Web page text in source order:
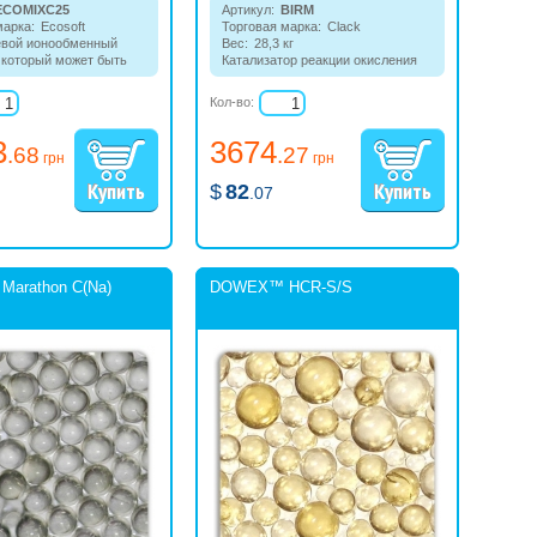
Ecosoft
ионообменный
может быть
для комплексной
и
воды с
умягчением,
железа, удалением
.68 грн
Артикул: BIRM
Торговая марка: Clack
Вес: 28,3 кг
Катализатор реакции окисления
соединений железа
растворенным в воде
кислородом. Нерастворимые
соединения железа, являющиеся
результатом окисления,
осаждаются в слое загрузки и
могут быть легко отфильтрованы.
3674.27 грн
$82 .07
Кол-во:
C(Na) DOWEX™ HCR-S/S